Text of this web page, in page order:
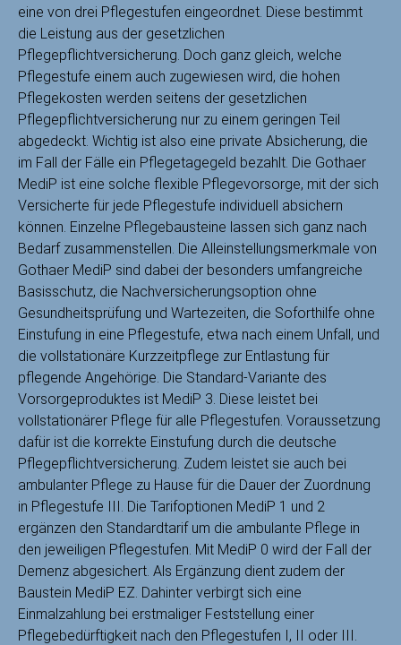
eine von drei Pflegestufen eingeordnet. Diese bestimmt
die Leistung aus der gesetzlichen
Pflegepflichtversicherung. Doch ganz gleich, welche
Pflegestufe einem auch zugewiesen wird, die hohen
Pflegekosten werden seitens der gesetzlichen
Pflegepflichtversicherung nur zu einem geringen Teil
abgedeckt. Wichtig ist also eine private Absicherung, die
im Fall der Fälle ein Pflegetagegeld bezahlt. Die Gothaer
MediP ist eine solche flexible Pflegevorsorge, mit der sich
Versicherte für jede Pflegestufe individuell absichern
können. Einzelne Pflegebausteine lassen sich ganz nach
Bedarf zusammenstellen. Die Alleinstellungsmerkmale von
Gothaer MediP sind dabei der besonders umfangreiche
Basisschutz, die Nachversicherungsoption ohne
Gesundheitsprüfung und Wartezeiten, die Soforthilfe ohne
Einstufung in eine Pflegestufe, etwa nach einem Unfall, und
die vollstationäre Kurzzeitpflege zur Entlastung für
pflegende Angehörige. Die Standard-Variante des
Vorsorgeproduktes ist MediP 3. Diese leistet bei
vollstationärer Pflege für alle Pflegestufen. Voraussetzung
dafür ist die korrekte Einstufung durch die deutsche
Pflegepflichtversicherung. Zudem leistet sie auch bei
ambulanter Pflege zu Hause für die Dauer der Zuordnung
in Pflegestufe III. Die Tarifoptionen MediP 1 und 2
ergänzen den Standardtarif um die ambulante Pflege in
den jeweiligen Pflegestufen. Mit MediP 0 wird der Fall der
Demenz abgesichert. Als Ergänzung dient zudem der
Baustein MediP EZ. Dahinter verbirgt sich eine
Einmalzahlung bei erstmaliger Feststellung einer
Pflegebedürftigkeit nach den Pflegestufen I, II oder III.